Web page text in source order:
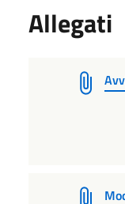
Allegati